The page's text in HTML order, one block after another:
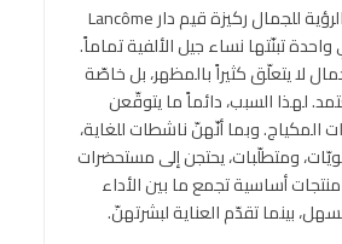
لطالما كانت هذه الرؤية للجمال ركيزة قيم دار Lancôme
تبنّتها نساء جيل الألفية تماماً.
لا يتعلّق كثيراً بالمظهر، بل خاصّة
لهذا السبب، دائماً ما يتوقّعن
المكياج. وبما أنّهنّ ناشطات للغاية،
ومتطلّبات، يحتجن إلى مستحضرات
أساسية تجمع ما بين الأداء
بينما تقدّم العناية لبشرتهنّ.